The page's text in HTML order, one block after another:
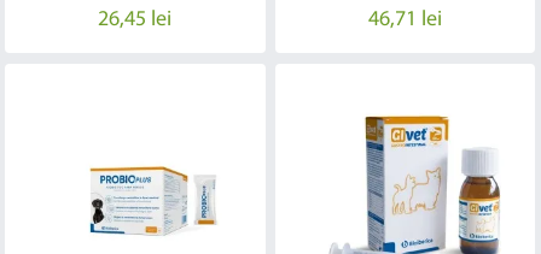
26,45 lei 46,71 lei